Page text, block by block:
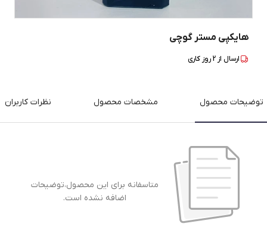
هایکپی مستر گوچی
ارسال از 2روز کاری
توضیحات محصول مشخصات محصول نظرات کاربران
متاسفانه برای این محصول،توضیحات
اضافه نشده است.